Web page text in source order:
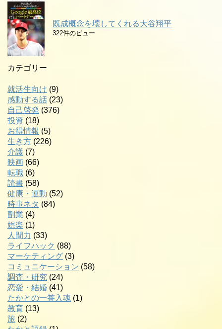
既成概念を壊してくれる大谷翔平
322件のビュー
カテゴリー
就活生向け (9)
感動する話 (23)
自己啓発 (376)
投資 (18)
お得情報 (5)
生き方 (226)
介護 (7)
映画 (66)
転職 (6)
読書 (58)
健康・運動 (52)
時事ネタ (84)
副業 (4)
娯楽 (1)
人間力 (33)
ライフハック (88)
マーケティング (3)
コミュニケーション (58)
調査・研究 (24)
恋愛・結婚 (41)
たかとの一答入魂 (1)
教育 (13)
旅 (2)